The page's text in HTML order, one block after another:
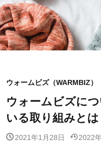
ウォームビズ（WARMBIZ）
ウォームビズに
いる取り組みとは
2021年1月28日
2022